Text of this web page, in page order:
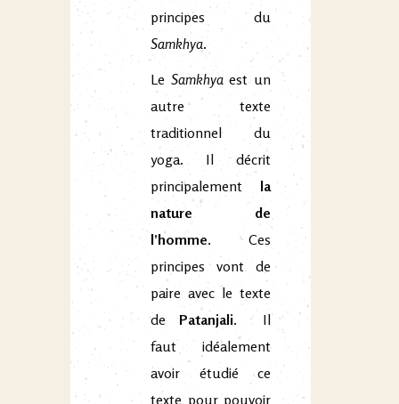
principes du
Samkhya.
Le Samkhyaest un
autre texte
traditionnel du
yoga. Il décrit
principalementla
nature de
l’homme. Ces
principes vont de
paire avec le texte
de Patanjali. Il
faut idéalement
avoir étudié ce
texte pour pouvoir